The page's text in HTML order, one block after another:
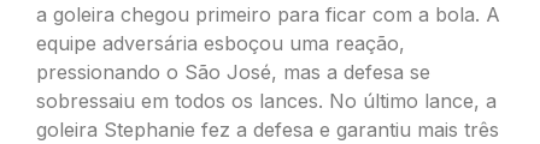
a goleira chegou primeiro para ficar com a bola. A
equipe adversária esboçou uma reação,
pressionando o São José, mas a defesa se
sobressaiu em todos os lances. No último lance, a
goleira Stephanie fez a defesa e garantiu mais três